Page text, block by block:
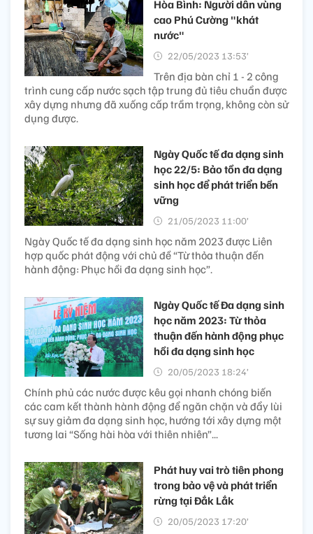
Hòa Bình: Người dân vùng
cao Phú Cường "khát
nước"
22/05/2023 13:53’
Trên địa bàn chỉ 1 - 2 công
trình cung cấp nước sạch tập trung đủ tiêu chuẩn được
xây dựng nhưng đã xuống cấp trầm trọng, không còn sử
dụng được.
Ngày Quốc tế đa dạng sinh
học 22/5: Bảo tồn đa dạng
sinh học để phát triển bền
vững
21/05/2023 11:00’
Ngày Quốc tế đa dạng sinh học năm 2023 được Liên
hợp quốc phát động với chủ đề “Từ thỏa thuận đến
hành động: Phục hồi đa dạng sinh học”.
Ngày Quốc tế Đa dạng sinh
học năm 2023: Từ thỏa
thuận đến hành động phục
hồi đa dạng sinh học
20/05/2023 18:24’
Chính phủ các nước được kêu gọi nhanh chóng biến
các cam kết thành hành động để ngăn chặn và đẩy lùi
sự suy giảm đa dạng sinh học, hướng tới xây dựng một
tương lai “Sống hài hòa với thiên nhiên”...
Phát huy vai trò tiên phong
trong bảo vệ và phát triển
rừng tại Đắk Lắk
20/05/2023 17:20’